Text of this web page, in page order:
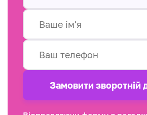
Замовити зворотнiй